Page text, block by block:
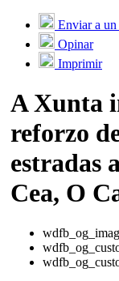
Enviar a
Opinar
Imprimir
A Xunta
reforzo
estradas
Cea, O